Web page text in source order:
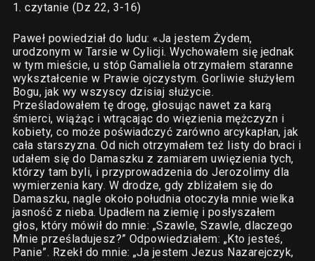
1. czytanie (Dz 22, 3-16)
Paweł powiedział do ludu: «Ja jestem Żydem,
urodzonym w Tarsie w Cylicji. Wychowałem się jednak
w tym mieście, u stóp Gamaliela otrzymałem staranne
wykształcenie w Prawie ojczystym. Gorliwie służyłem
Bogu, jak wy wszyscy dzisiaj służycie.
Prześladowałem tę drogę, głosując nawet za karą
śmierci, wiążąc i wtrącając do więzienia mężczyzn i
kobiety, co może poświadczyć zarówno arcykapłan, jak
cała starszyzna. Od nich otrzymałem też listy do braci i
udałem się do Damaszku z zamiarem uwięzienia tych,
którzy tam byli, i przyprowadzenia do Jerozolimy dla
wymierzenia kary. W drodze, gdy zbliżałem się do
Damaszku, nagle około południa otoczyła mnie wielka
jasność z nieba. Upadłem na ziemię i posłyszałem
głos, który mówił do mnie: „Szawle, Szawle, dlaczego
Mnie prześladujesz?” Odpowiedziałem: „Kto jesteś,
Panie”. Rzekł do mnie: „Ja jestem Jezus Nazarejczyk,